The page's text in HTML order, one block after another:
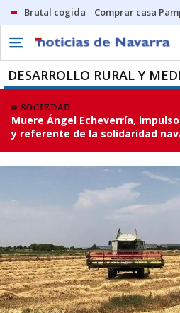
Brutal cogida Comprar casa
DESARROLLO RURAL Y
SOCIEDAD
Muere Ángel Echeverría,
y referente de la solidaridad